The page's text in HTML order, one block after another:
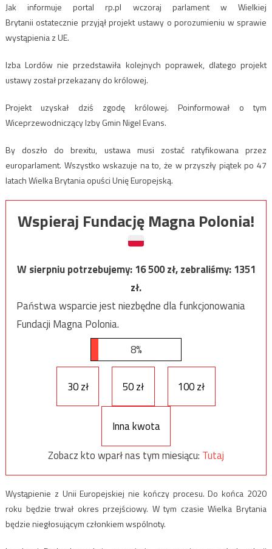
Jak informuje portal rp.pl wczoraj parlament w Wielkiej
Brytanii ostatecznie przyjął projekt ustawy o porozumieniu w sprawie
wystąpienia z UE.
Izba Lordów nie przedstawiła kolejnych poprawek, dlatego projekt
ustawy został przekazany do królowej.
Projekt uzyskał dziś zgodę królowej. Poinformował o tym
Wiceprzewodniczący Izby Gmin Nigel Evans.
By doszło do brexitu, ustawa musi zostać ratyfikowana przez
europarlament. Wszystko wskazuje na to, że w przyszły piątek po 47
latach Wielka Brytania opuści Unię Europejską.
Wspieraj Fundację Magna Polonia!
W sierpniu potrzebujemy:16 500zł, zebraliśmy:1351
zł.
Państwa wsparcie jest niezbędne dla funkcjonowania
Fundacji Magna Polonia.
8%
30 zł 50 zł 100 zł
Inna kwota
Zobacz kto wparł nas tym miesiącu: Tutaj
Wystąpienie z Unii Europejskiej nie kończy procesu. Do końca 2020
roku będzie trwał okres przejściowy. W tym czasie Wielka Brytania
będzie niegłosującym członkiem wspólnoty.